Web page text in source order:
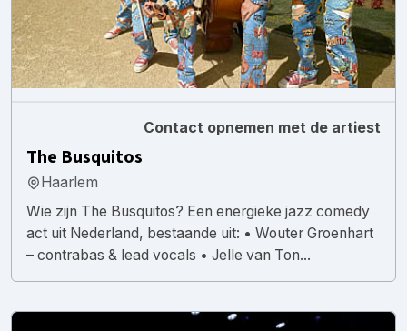
Contact opnemen met de artiest
The Busquitos
Haarlem
Wie zijn The Busquitos? Een energieke jazz comedy
act uit Nederland, bestaande uit: • Wouter Groenhart
– contrabas & lead vocals • Jelle van Ton...